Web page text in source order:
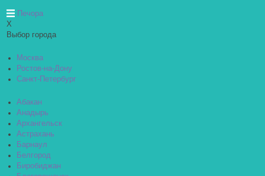
Печора
X
Выбор города
Москва
Ростов-на-Дону
Санкт-Петербург
Абакан
Анадырь
Архангельск
Астрахань
Барнаул
Белгород
Биробиджан